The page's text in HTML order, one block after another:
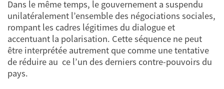
Dans le même temps, le gouvernement a suspendu
unilatéralement l’ensemble des négociations sociales,
rompant les cadres légitimes du dialogue et
accentuant la polarisation. Cette séquence ne peut
être interprétée autrement que comme une tentative
de réduire au ce l’un des derniers contre-pouvoirs du
pays.